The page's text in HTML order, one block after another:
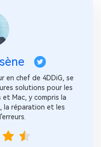
en chef de 4DDiG, se
solutions pour les
Mac, y compris la
la réparation et les